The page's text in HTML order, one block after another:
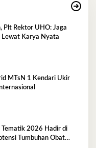
Plt Rektor UHO: Jaga
Lewat Karya Nyata
MTsN 1 Kendari Ukir
Tematik 2026 Hadir di
Tumbuhan Obat